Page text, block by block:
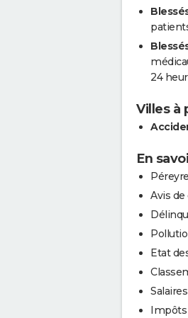
24
Villes à
En
Avis de
Etat
Impôts